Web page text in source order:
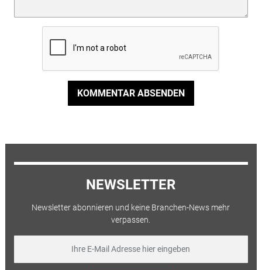
KOMMENTAR ABSENDEN
NEWSLETTER
Newsletter abonnieren und keine Branchen-News mehr
verpassen.